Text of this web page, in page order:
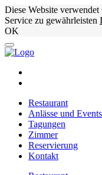
Diese Website
Service zu gewährleisten
OK
Restaurant
Anlässe und Events
Tagungen
Zimmer
Reservierung
Kontakt